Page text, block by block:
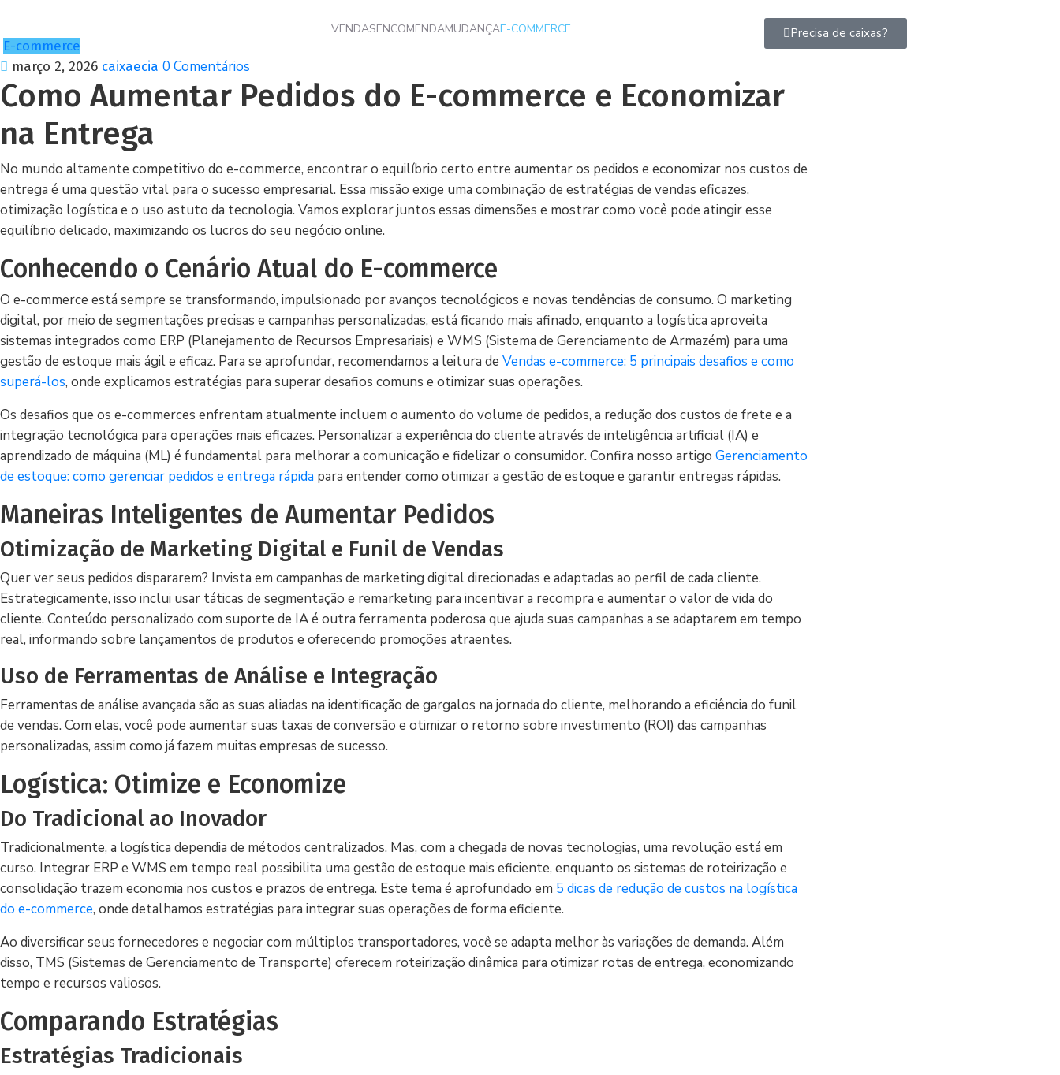
VENDASENCOMENDAMUDANÇAE-COMMERCE Precisa de caixas?
E-commerce
março 2, 2026 caixaecia 0 Comentários
Como Aumentar Pedidos do E-commerce e Economizar
na Entrega
No mundo altamente competitivo do e-commerce, encontrar o equilíbrio certo entre aumentar os pedidos e economizar nos custos de
entrega é uma questão vital para o sucesso empresarial. Essa missão exige uma combinação de estratégias de vendas eficazes,
otimização logística e o uso astuto da tecnologia. Vamos explorar juntos essas dimensões e mostrar como você pode atingir esse
equilíbrio delicado, maximizando os lucros do seu negócio online.
Conhecendo o Cenário Atual do E-commerce
O e-commerce está sempre se transformando, impulsionado por avanços tecnológicos e novas tendências de consumo. O marketing
digital, por meio de segmentações precisas e campanhas personalizadas, está ficando mais afinado, enquanto a logística aproveita
sistemas integrados como ERP (Planejamento de Recursos Empresariais) e WMS (Sistema de Gerenciamento de Armazém) para uma
gestão de estoque mais ágil e eficaz. Para se aprofundar, recomendamos a leitura de Vendas e-commerce: 5 principais desafios e como
superá-los, onde explicamos estratégias para superar desafios comuns e otimizar suas operações.
Os desafios que os e-commerces enfrentam atualmente incluem o aumento do volume de pedidos, a redução dos custos de frete e a
integração tecnológica para operações mais eficazes. Personalizar a experiência do cliente através de inteligência artificial (IA) e
aprendizado de máquina (ML) é fundamental para melhorar a comunicação e fidelizar o consumidor. Confira nosso artigo Gerenciamento
de estoque: como gerenciar pedidos e entrega rápida para entender como otimizar a gestão de estoque e garantir entregas rápidas.
Maneiras Inteligentes de Aumentar Pedidos
Otimização de Marketing Digital e Funil de Vendas
Quer ver seus pedidos dispararem? Invista em campanhas de marketing digital direcionadas e adaptadas ao perfil de cada cliente.
Estrategicamente, isso inclui usar táticas de segmentação e remarketing para incentivar a recompra e aumentar o valor de vida do
cliente. Conteúdo personalizado com suporte de IA é outra ferramenta poderosa que ajuda suas campanhas a se adaptarem em tempo
real, informando sobre lançamentos de produtos e oferecendo promoções atraentes.
Uso de Ferramentas de Análise e Integração
Ferramentas de análise avançada são as suas aliadas na identificação de gargalos na jornada do cliente, melhorando a eficiência do funil
de vendas. Com elas, você pode aumentar suas taxas de conversão e otimizar o retorno sobre investimento (ROI) das campanhas
personalizadas, assim como já fazem muitas empresas de sucesso.
Logística: Otimize e Economize
Do Tradicional ao Inovador
Tradicionalmente, a logística dependia de métodos centralizados. Mas, com a chegada de novas tecnologias, uma revolução está em
curso. Integrar ERP e WMS em tempo real possibilita uma gestão de estoque mais eficiente, enquanto os sistemas de roteirização e
consolidação trazem economia nos custos e prazos de entrega. Este tema é aprofundado em 5 dicas de redução de custos na logística
do e-commerce, onde detalhamos estratégias para integrar suas operações de forma eficiente.
Ao diversificar seus fornecedores e negociar com múltiplos transportadores, você se adapta melhor às variações de demanda. Além
disso, TMS (Sistemas de Gerenciamento de Transporte) oferecem roteirização dinâmica para otimizar rotas de entrega, economizando
tempo e recursos valiosos.
Comparando Estratégias
Estratégias Tradicionais